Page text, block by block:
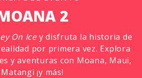
2
On Icey disfruta la historia de
por primera vez. Explora
y aventuras con Moana, Maui,
Matangi ¡y más!